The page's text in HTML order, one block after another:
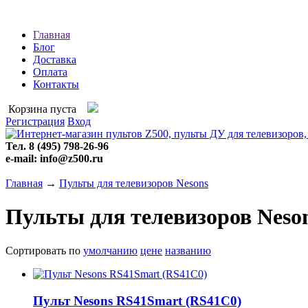
Главная
Блог
Доставка
Оплата
Контакты
Корзина пуста
Регистрация Вход
Тел. 8 (495) 798-26-96
e-mail: info@z500.ru
Главная → Пульты для телевизоров Nesons
Пульты для телевизоров
Сортировать по умолчанию цене названию
Пульт Nesons RS41Smart (RS41C0)